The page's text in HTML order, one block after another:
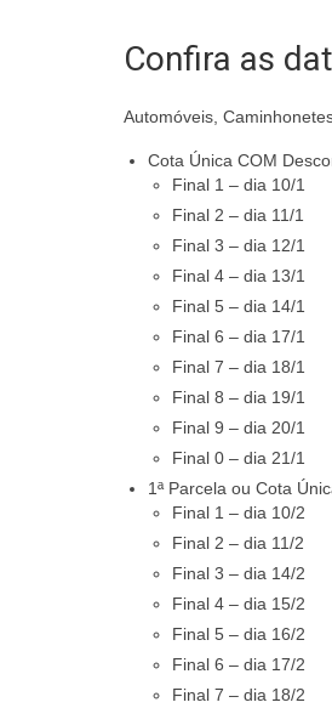
Confira as
Automóveis,
Cota Única COM
Final 1 – dia 10/1
Final 2 – dia 11/1
Final 3 – dia 12/1
Final 4 – dia 13/1
Final 5 – dia 14/1
Final 6 – dia 17/1
Final 7 – dia 18/1
Final 8 – dia 19/1
Final 9 – dia 20/1
Final 0 – dia 21/1
1ª Parcela ou Cota
Final 1 – dia 10/2
Final 2 – dia 11/2
Final 3 – dia 14/2
Final 4 – dia 15/2
Final 5 – dia 16/2
Final 6 – dia 17/2
Final 7 – dia 18/2